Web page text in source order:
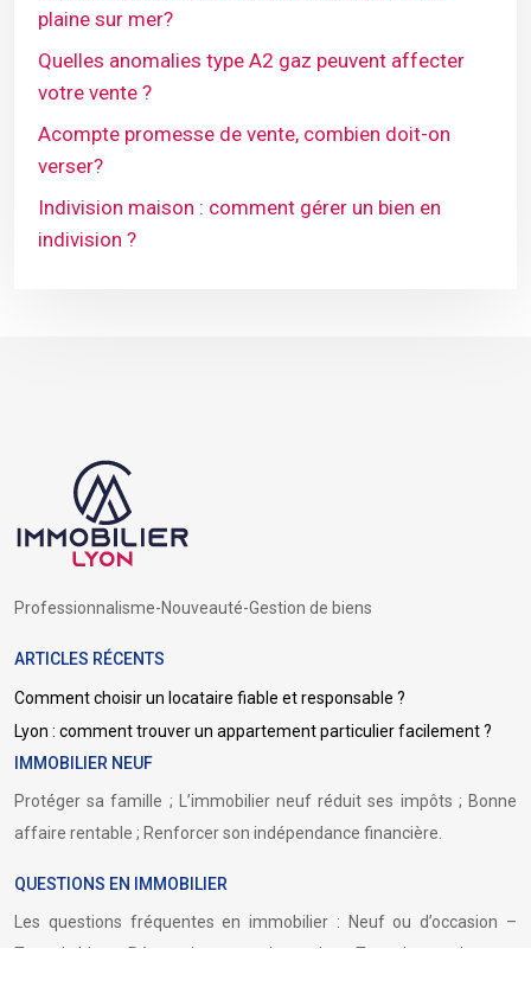
plaine sur mer?
Quelles anomalies type A2 gaz peuvent affecter
votre vente ?
Acompte promesse de vente, combien doit-on
verser?
Indivision maison : comment gérer un bien en
indivision ?
Professionnalisme-Nouveauté-Gestion de biens
ARTICLES RÉCENTS
Comment choisir un locataire fiable et responsable ?
Lyon : comment trouver un appartement particulier facilement ?
IMMOBILIER NEUF
Protéger sa famille ; L’immobilier neuf réduit ses impôts ; Bonne
affaire rentable ; Renforcer son indépendance financière.
QUESTIONS EN IMMOBILIER
Les questions fréquentes en immobilier : Neuf ou d’occasion –
Type de bien – Rénovation avant de vendre – Type de mandat